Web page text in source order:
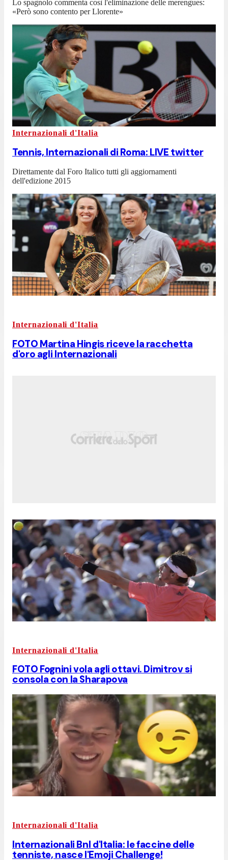
Lo spagnolo commenta così l'eliminazione delle merengues:
«Però sono contento per Llorente»
Internazionali d'Italia
Tennis, Internazionali di Roma: LIVE twitter
Direttamente dal Foro Italico tutti gli aggiornamenti
dell'edizione 2015
Internazionali d'Italia
FOTO Martina Hingis riceve la racchetta
d'oro agli Internazionali
Internazionali d'Italia
FOTO Fognini vola agli ottavi. Dimitrov si
consola con la Sharapova
Internazionali d'Italia
Internazionali Bnl d'Italia: le faccine delle
tenniste, nasce l'Emoji Challenge!